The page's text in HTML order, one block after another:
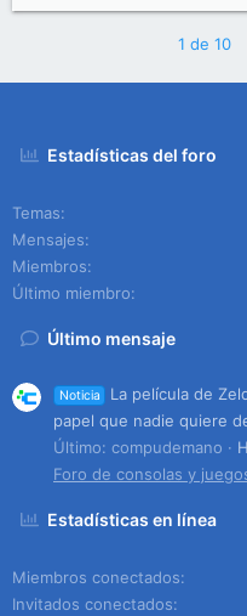
1 de 10
Estadísticas del foro
Temas
Mensajes
Miembros
Último miembro
Último mensaje
Noticia
La película de
papel que nadie quiere
Último: compudemano
Foro de consolas y
Estadísticas en línea
Miembros conectados
Invitados conectados